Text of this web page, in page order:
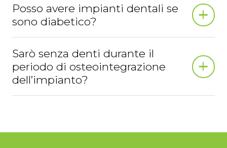
Posso avere impianti dentali se
sono diabetico?
Sarò senza denti durante il
periodo di osteointegrazione
dell’impianto?